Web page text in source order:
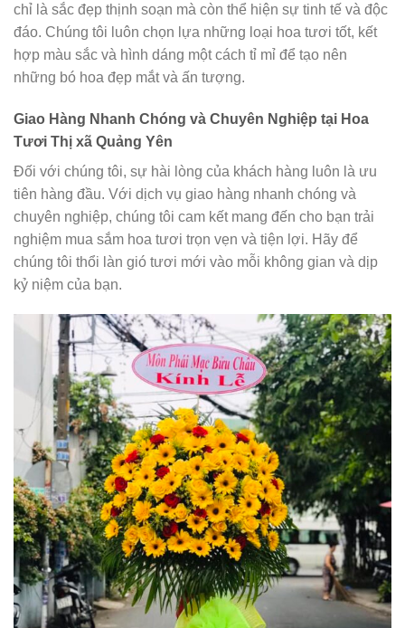
chỉ là sắc đẹp thịnh soạn mà còn thể hiện sự tinh tế và độc
đáo. Chúng tôi luôn chọn lựa những loại hoa tươi tốt, kết
hợp màu sắc và hình dáng một cách tỉ mỉ để tạo nên
những bó hoa đẹp mắt và ấn tượng.
Giao Hàng Nhanh Chóng và Chuyên Nghiệp tại Hoa
Tươi Thị xã Quảng Yên
Đối với chúng tôi, sự hài lòng của khách hàng luôn là ưu
tiên hàng đầu. Với dịch vụ giao hàng nhanh chóng và
chuyên nghiệp, chúng tôi cam kết mang đến cho bạn trải
nghiệm mua sắm hoa tươi trọn vẹn và tiện lợi. Hãy để
chúng tôi thổi làn gió tươi mới vào mỗi không gian và dịp
kỷ niệm của bạn.